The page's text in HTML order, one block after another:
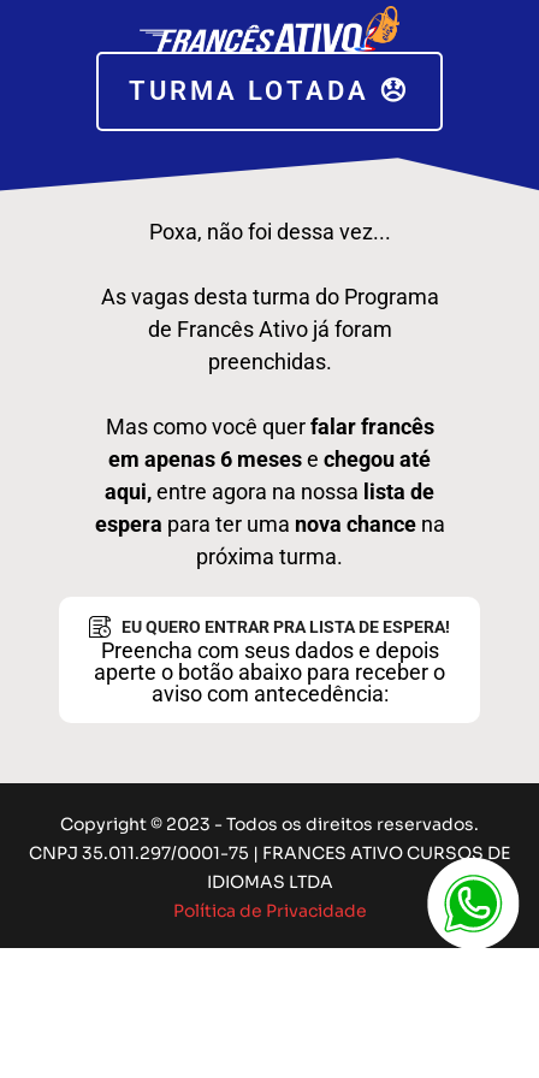
TURMA LOTADA 😞
Poxa, não foi dessa vez...
As vagas desta turma do Programa
de Francês Ativo já foram
preenchidas.
Mas como você querfalar francês
em apenas 6 mesese chegou até
aqui,entre agora na nossa lista de
espera para ter uma nova chancena
próxima turma.
EU QUERO ENTRAR PRA LISTA DE ESPERA!
Preencha com seus dados e depois
aperte o botão abaixo para receber o
aviso com antecedência:
Copyright © 2023 - Todos os direitos reservados.
CNPJ 35.011.297/0001-75 | FRANCES ATIVO CURSOS DE
IDIOMAS LTDA
Política de Privacidade